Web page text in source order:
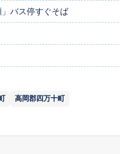
バス停すぐそば
高岡郡四万十町